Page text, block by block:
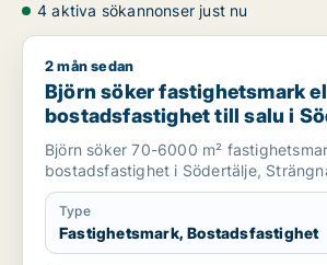
4 aktiva sökannonser just nu
Björn söker fastighetsmark eller
2 mån sedan
Björn söker fastighetsmark
bostadsfastighet till salu i
Strängnäs
Björn söker 70-6000 m²
bostadsfastighet i Södertälje,
Type
Fastighetsmark, Bostadsfastighet